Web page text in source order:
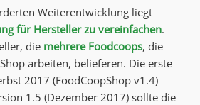
Weiterentwicklung liegt
für Hersteller zu vereinfachen.
die mehrere Foodcoops, die
arbeiten, belieferen. Die erste
2017 (FoodCoopShop v1.4)
1.5 (Dezember 2017) sollte die